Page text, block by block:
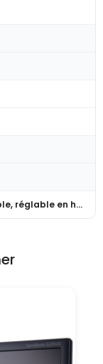
Pieds inclinable, réglable en hauteur et pivot